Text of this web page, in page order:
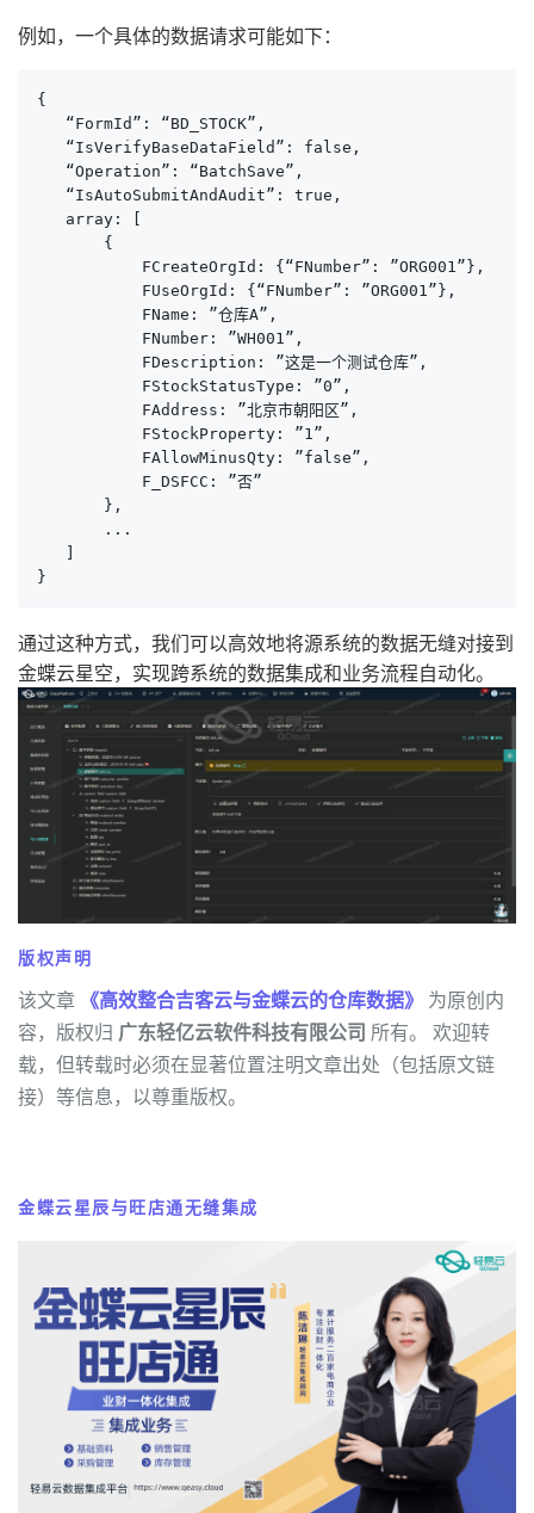
例如，一个具体的数据请求可能如下：
{
   “FormId”: “BD_STOCK”,
   “IsVerifyBaseDataField”: false,
   “Operation”: “BatchSave”,
   “IsAutoSubmitAndAudit”: true,
   array: [
       {
           FCreateOrgId: {“FNumber”: ”ORG001”},
           FUseOrgId: {“FNumber”: ”ORG001”},
           FName: ”仓库A”,
           FNumber: ”WH001”,
           FDescription: ”这是一个测试仓库”,
           FStockStatusType: ”0”,
           FAddress: ”北京市朝阳区”,
           FStockProperty: ”1”,
           FAllowMinusQty: ”false”,
           F_DSFCC: ”否”
       },
       ...
   ]
}
通过这种方式，我们可以高效地将源系统的数据无缝对接到
金蝶云星空，实现跨系统的数据集成和业务流程自动化。
版权声明
该文章 《高效整合吉客云与金蝶云的仓库数据》 为原创内
容，版权归 广东轻亿云软件科技有限公司 所有。 欢迎转
载，但转载时必须在显著位置注明文章出处（包括原文链
接）等信息，以尊重版权。
金蝶云星辰与旺店通无缝集成